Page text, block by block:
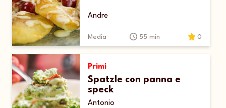
Andre
Media 55 min 0
Primi
Spatzle con panna e
speck
Antonio